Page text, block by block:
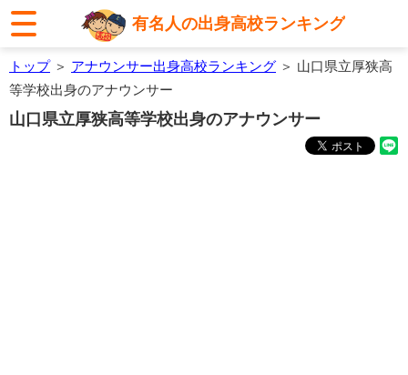
有名人の出身高校ランキング
トップ＞ アナウンサー出身高校ランキング ＞ 山口県立厚狭高
等学校出身のアナウンサー
山口県立厚狭高等学校出身のアナウンサー